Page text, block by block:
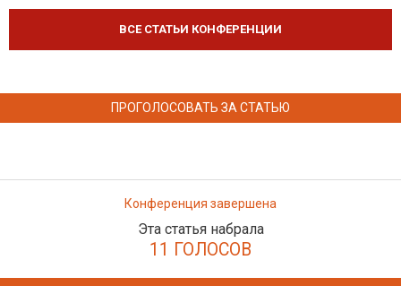
ВСЕ СТАТЬИ КОНФЕРЕНЦИИ
ПРОГОЛОСОВАТЬ ЗА СТАТЬЮ
Конференция завершена
Эта статья набрала
11 ГОЛОСОВ